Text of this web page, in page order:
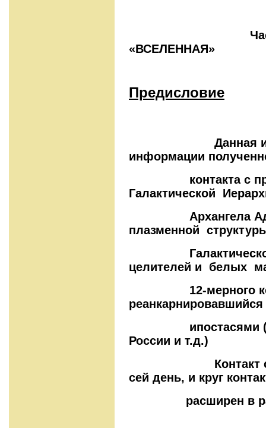
Часть
«ВСЕЛЕННАЯ»
Предисловие
Данная
информации
контакта с
Галактической
Архангела
плазменной
Галактического
целителей и белых
12-мерного
ипостасями
России и т.д.)
Контакт с ним
сей день, и круг
расширен в